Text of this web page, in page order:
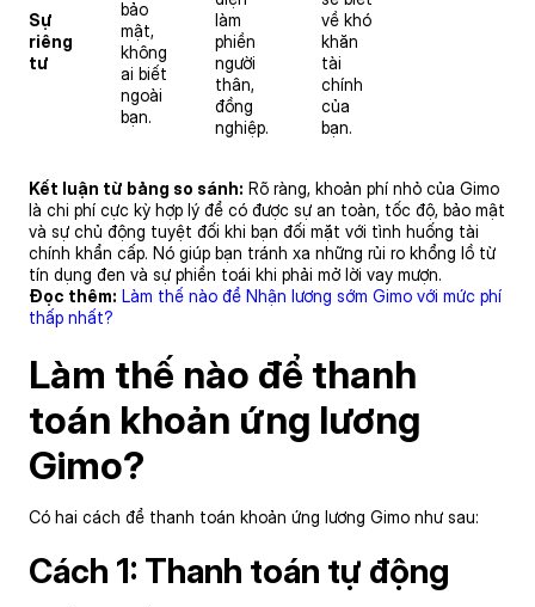
Sự
riêng
tư
bảo
mật,
không
ai biết
ngoài
bạn.
làm
phiền
người
thân,
đồng
nghiệp.
về khó
khăn
tài
chính
của
bạn.
Kết luận từ bảng so sánh: Rõ ràng, khoản phí nhỏ của Gimo
là chi phí cực kỳ hợp lý để có được sự an toàn, tốc độ, bảo mật
và sự chủ động tuyệt đối khi bạn đối mặt với tình huống tài
chính khẩn cấp. Nó giúp bạn tránh xa những rủi ro khổng lồ từ
tín dụng đen và sự phiền toái khi phải mở lời vay mượn.
Đọc thêm: Làm thế nào để Nhận lương sớm Gimo với mức phí
thấp nhất?
Làm thế nào để thanh
toán khoản ứng lương
Gimo?
Có hai cách để thanh toán khoản ứng lương Gimo như sau:
Cách 1: Thanh toán tự động